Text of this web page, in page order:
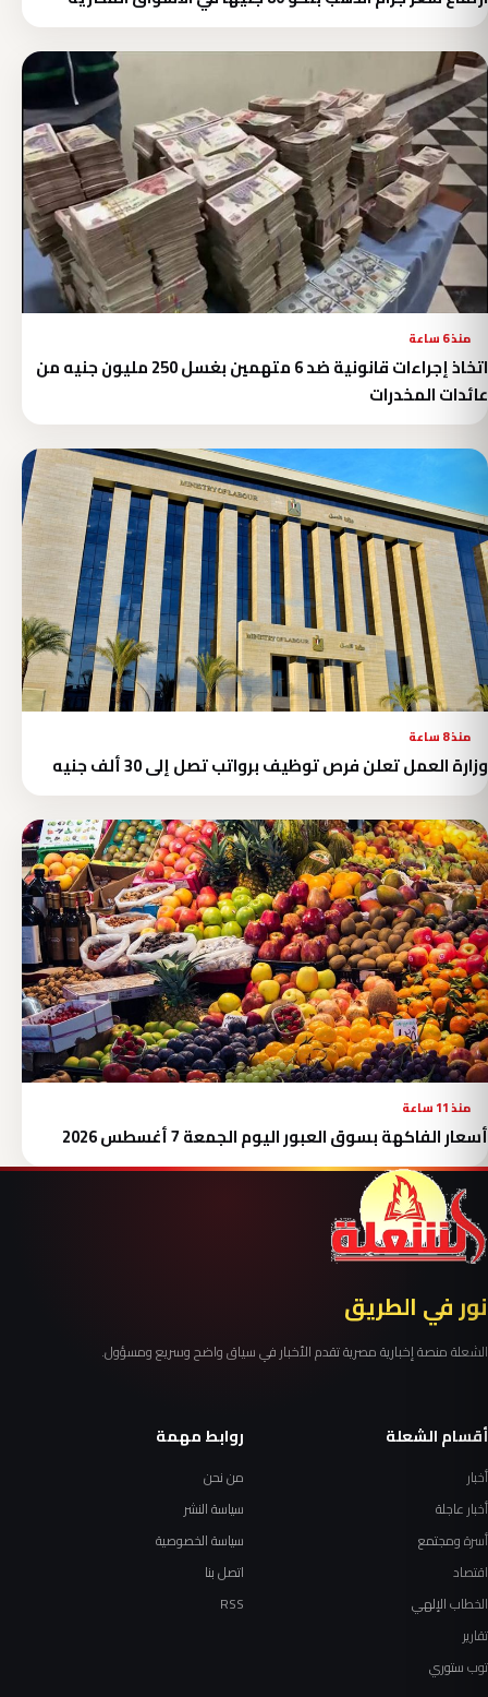
منذ 6 ساعة
اتخاذ إجراءات قانونية ضد 6 متهمين بغسل 250 مليون جنيه من
عائدات المخدرات
منذ 8 ساعة
وزارة العمل تعلن فرص توظيف برواتب تصل إلى 30 ألف جنيه
منذ 11 ساعة
أسعار الفاكهة بسوق العبور اليوم الجمعة 7 أغسطس 2026
نور في الطريق
الشعلة منصة إخبارية مصرية تقدم الأخبار في سياق واضح وسريع ومسؤول.
أقسام الشعلة
أخبار
أخبار عاجلة
أسرة ومجتمع
اقتصاد
الخطاب الإلهي
تقارير
توب ستوري
روابط مهمة
من نحن
سياسة النشر
سياسة الخصوصية
اتصل بنا
RSS